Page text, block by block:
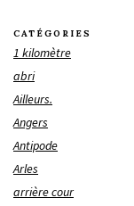
CATÉGORIES
1 kilomètre
abri
Ailleurs.
Angers
Antipode
Arles
arrière cour